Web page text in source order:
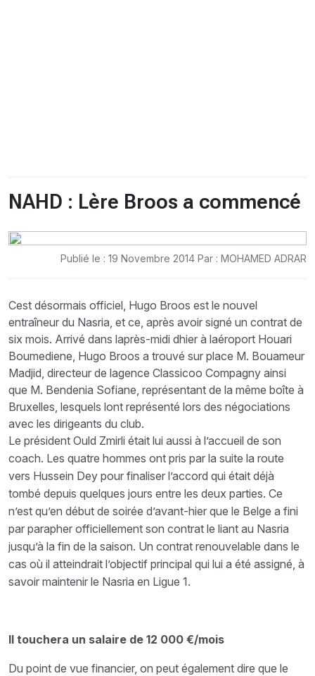
NAHD : Lère Broos a commencé
Publié le : 19 Novembre 2014 Par : MOHAMED ADRAR
Cest désormais officiel, Hugo Broos est le nouvel
entraîneur du Nasria, et ce, après avoir signé un contrat de
six mois. Arrivé dans laprès-midi dhier à laéroport Houari
Boumediene, Hugo Broos a trouvé sur place M. Bouameur
Madjid, directeur de lagence Classicoo Compagny ainsi
que M. Bendenia Sofiane, représentant de la même boîte à
Bruxelles, lesquels lont représenté lors des négociations
avec les dirigeants du club.
Le président Ould Zmirli était lui aussi à l’accueil de son
coach. Les quatre hommes ont pris par la suite la route
vers Hussein Dey pour finaliser l’accord qui était déjà
tombé depuis quelques jours entre les deux parties. Ce
n’est qu’en début de soirée d’avant-hier que le Belge a fini
par parapher officiellement son contrat le liant au Nasria
jusqu’à la fin de la saison. Un contrat renouvelable dans le
cas où il atteindrait l’objectif principal qui lui a été assigné, à
savoir maintenir le Nasria en Ligue 1.
Il touchera un salaire de 12 000 €/mois
Du point de vue financier, on peut également dire que le